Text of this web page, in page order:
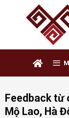
Feedback từ
Mộ Lao, Hà